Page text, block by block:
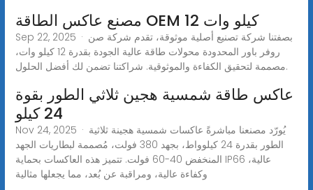
مصنع عاكس الطاقة OEM 12 كيلو وات
Sep 22, 2025 · بصفتنا شركة تصنيع أصلية موثوقة، تقدم شركة صن
روفر باور المحدودة محولات طاقة عالية الجودة بقدرة 12 كيلو وات،
مصممة لتحقيق الكفاءة والموثوقية. شراكتنا تضمن لك أفضل الحلول.
عاكس طاقة شمسية هجين ثلاثي الطور بقوة
24 كيلو
Nov 24, 2025 · يُورّد مصنعنا مباشرةً عاكسات شمسية هجينة ثلاثية
الطور بقدرة 24 كيلوواط، بجهد 380 فولت، مُصممة لبطاريات الجهد
المنخفض 40-60 فولت. تتميز هذه العاكسات بحماية IP66 عالية،
وكفاءة عالية، ومراقبة عن بُعد، مما يجعلها مثالية